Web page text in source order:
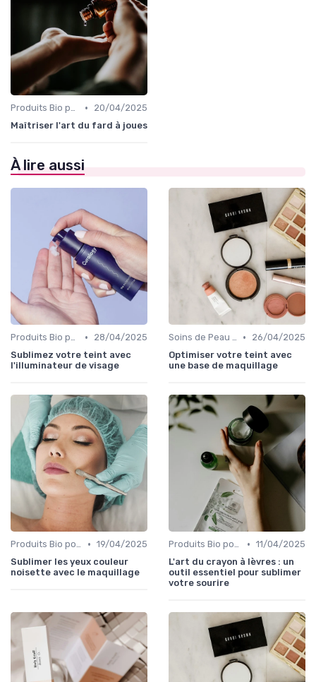
Produits Bio pour les Joues •
20/04/2025
Maîtriser l'art du fard à joues
À lire aussi
Produits Bio pour le Teint •
28/04/2025
Sublimez votre teint avec
l'illuminateur de visage
Soins de Peau Bio et Pré-Maquillage •
26/04/2025
Optimiser votre teint avec
une base de maquillage
Produits Bio pour les Yeux • 19/04/2025
Sublimer les yeux couleur
noisette avec le maquillage
Produits Bio pour les Lèvres • 11/04/2025
L'art du crayon à lèvres : un
outil essentiel pour sublimer
votre sourire